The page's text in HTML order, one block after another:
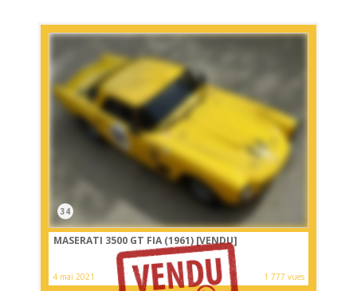
34
MASERATI 3500 GT FIA (1961) [VENDU]
4 mai 2021 1 777 vues